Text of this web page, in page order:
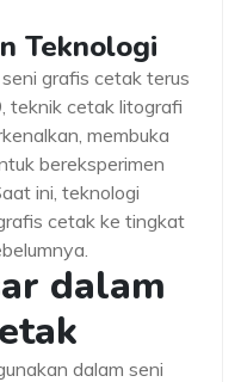
Teknologi
grafis cetak terus
teknik cetak litografi
membuka
bereksperimen
ini, teknologi
cetak ke tingkat
dalam
dalam seni